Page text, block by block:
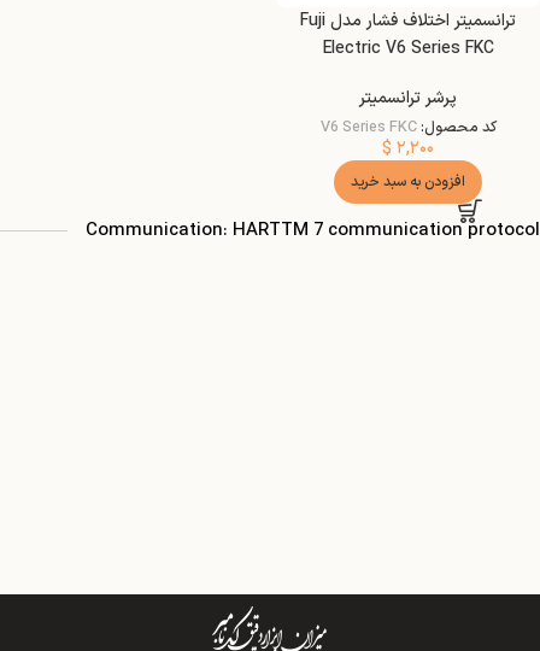
ترانسمیتر اختلاف فشار مدل Fuji
Electric V6 Series FKC
پرشر ترانسمیتر
کد محصول:V6 Series FKC
$ ۲,۲۰۰
افزودن به سبد خرید
Communication: HARTTM 7 communication protocol